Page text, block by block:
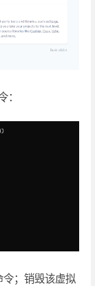
：
令；销毁该虚拟